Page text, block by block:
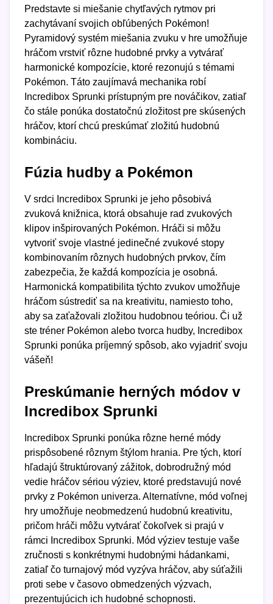
Predstavte si miešanie chytľavých rytmov pri
zachytávaní svojich obľúbených Pokémon!
Pyramidový systém miešania zvuku v hre umožňuje
hráčom vrstviť rôzne hudobné prvky a vytvárať
harmonické kompozície, ktoré rezonujú s témami
Pokémon. Táto zaujímavá mechanika robí
Incredibox Sprunki prístupným pre nováčikov, zatiaľ
čo stále ponúka dostatočnú zložitost pre skúsených
hráčov, ktorí chcú preskúmať zložitú hudobnú
kombináciu.
Fúzia hudby a Pokémon
V srdci Incredibox Sprunki je jeho pôsobivá
zvuková knižnica, ktorá obsahuje rad zvukových
klipov inšpirovaných Pokémon. Hráči si môžu
vytvoriť svoje vlastné jedinečné zvukové stopy
kombinovaním rôznych hudobných prvkov, čím
zabezpečia, že každá kompozícia je osobná.
Harmonická kompatibilita týchto zvukov umožňuje
hráčom sústrediť sa na kreativitu, namiesto toho,
aby sa zaťažovali zložitou hudobnou teóriou. Či už
ste tréner Pokémon alebo tvorca hudby, Incredibox
Sprunki ponúka príjemný spôsob, ako vyjadriť svoju
vášeň!
Preskúmanie herných módov v
Incredibox Sprunki
Incredibox Sprunki ponúka rôzne herné módy
prispôsobené rôznym štýlom hrania. Pre tých, ktorí
hľadajú štruktúrovaný zážitok, dobrodružný mód
vedie hráčov sériou výziev, ktoré predstavujú nové
prvky z Pokémon univerza. Alternatívne, mód voľnej
hry umožňuje neobmedzenú hudobnú kreativitu,
pričom hráči môžu vytvárať čokoľvek si prajú v
rámci Incredibox Sprunki. Mód výziev testuje vaše
zručnosti s konkrétnymi hudobnými hádankami,
zatiaľ čo turnajový mód vyzýva hráčov, aby súťažili
proti sebe v časovo obmedzených výzvach,
prezentujúcich ich hudobné schopnosti.